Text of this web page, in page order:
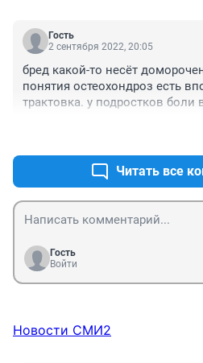
Гость
2 сентября 2022, 20:05
бред какой-то несёт
понятия остеохондроз есть
трактовка. у подростков боли
Читать все
Гость
Войти
Новости СМИ2